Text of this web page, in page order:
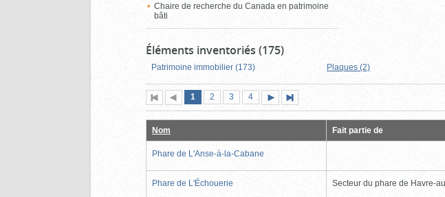
Chaire de recherche du Canada en patrimoine
bâti
Éléments inventoriés (175)
Patrimoine immobilier (173) Plaques (2)
Première
page
Page
précédente
Page
1 (page
actuelle)
Page
2 Page
3 Page
4
suivante
page
Nom Fait partie de
Phare de L'Anse-à-la-Cabane
Phare de L'Échouerie Secteur du phare de Havre-